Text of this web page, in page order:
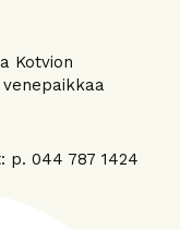
Kotvion
p. 044 787 1424